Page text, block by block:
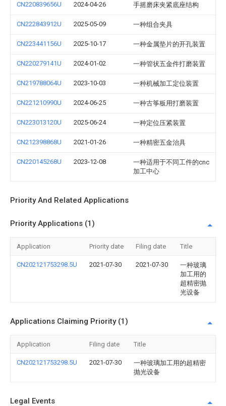
CN220839656U 2024-04-26 手摇磨床夹紧底座结构
CN222843912U 2025-05-09 一种组合夹具
CN223441156U 2025-10-17 一种金属垫片的开孔装置
CN220279141U 2024-01-02 一种管状五金件打磨装置
CN219788064U 2023-10-03 一种机械加工定位装置
CN221210990U 2024-06-25 一种古筝板用打磨装置
CN223013120U 2025-06-24 一种定位压紧装置
CN212398868U 2021-01-26 一种精密五金治具
CN220145268U 2023-12-08
一种适用于不同工件的cnc
加工中心
Priority And Related Applications
Priority Applications (1)
Application Priority date Filing date Title
CN202121753298.5U 2021-07-30 2021-07-30
一种玻璃
加工用的
超精密抛
光设备
Applications Claiming Priority (1)
Application Filing date Title
CN202121753298.5U 2021-07-30
一种玻璃加工用的超精密
抛光设备
Legal Events